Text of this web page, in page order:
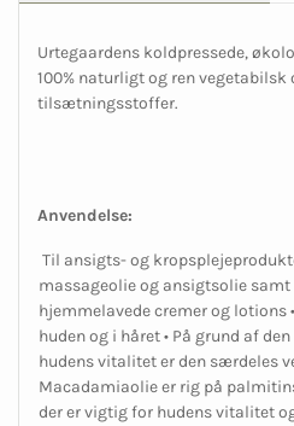
Urtegaardens koldpressede,
100% naturligt og ren vegetabilsk
tilsætningsstoffer.
Anvendelse:
Til ansigts- og
massageolie og ansigtsolie
hjemmelavede cremer og lotions
huden og i håret • På grund af
hudens vitalitet er den særdeles
Macadamiaolie er rig på
der er vigtig for hudens vitalitet